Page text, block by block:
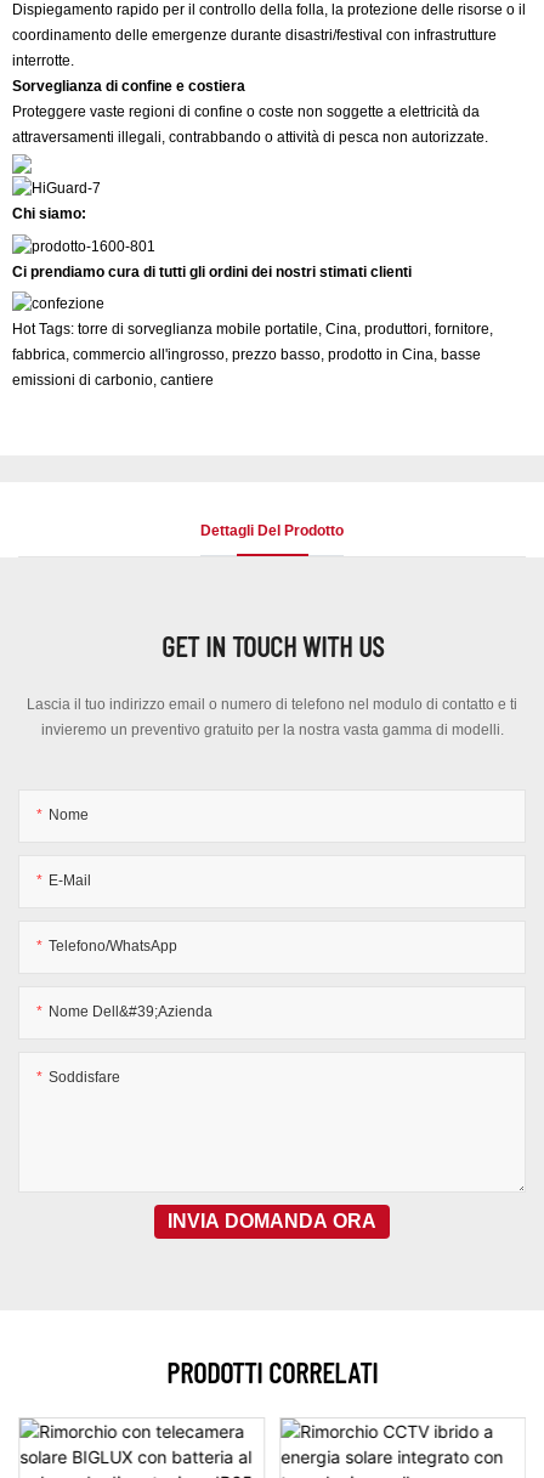
Dispiegamento rapido per il controllo della folla, la protezione delle risorse o il
coordinamento delle emergenze durante disastri/festival con infrastrutture
interrotte.
Sorveglianza di confine e costiera
Proteggere vaste regioni di confine o coste non soggette a elettricità da
attraversamenti illegali, contrabbando o attività di pesca non autorizzate.
Chi siamo:
Ci prendiamo cura di tutti gli ordini dei nostri stimati clienti
Hot Tags: torre di sorveglianza mobile portatile, Cina, produttori, fornitore,
fabbrica, commercio all'ingrosso, prezzo basso, prodotto in Cina, basse
emissioni di carbonio, cantiere
Dettagli Del Prodotto
GET IN TOUCH WITH US
Lascia il tuo indirizzo email o numero di telefono nel modulo di contatto e ti
invieremo un preventivo gratuito per la nostra vasta gamma di modelli.
Nome
E-Mail
Telefono/WhatsApp
Nome Dell&#39;azienda
Soddisfare
INVIA DOMANDA ORA
PRODOTTI CORRELATI